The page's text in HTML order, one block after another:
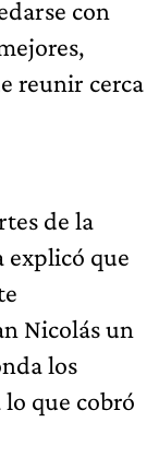
con
reunir cerca
de la
explicó que
Nicolás un
los
que cobró